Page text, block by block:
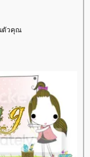
ตัวคุณ